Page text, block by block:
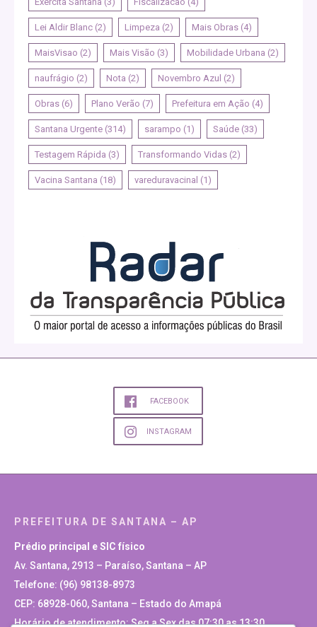
Lei Aldir Blanc (2) Limpeza (2) Mais Obras (4)
MaisVisao (2) Mais Visão (3) Mobilidade Urbana (2)
naufrágio (2) Nota (2) Novembro Azul (2)
Obras (6) Plano Verão (7) Prefeitura em Ação (4)
Santana Urgente (314) sarampo (1) Saúde (33)
Testagem Rápida (3) Transformando Vidas (2)
Vacina Santana (18) vareduravacinal (1)
FACEBOOK
INSTAGRAM
PREFEITURA DE SANTANA – AP
Prédio principal e SIC físico
Av. Santana, 2913 – Paraíso, Santana – AP
Telefone: (96) 98138-8973
CEP: 68928-060, Santana – Estado do Amapá
Horário de atendimento: Seg a Sex das 07:30 as 13:30